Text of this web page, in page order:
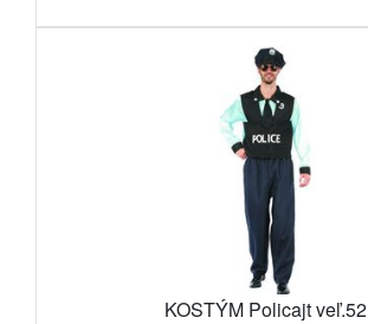
KOSTÝM Policajt veľ.52